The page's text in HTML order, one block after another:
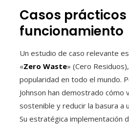
Casos prácticos
funcionamiento
Un estudio de caso relevante
«Zero Waste» (Cero
popularidad en todo el mundo.
Johnson han demostrado cómo
sostenible y reducir la basura a
Su estratégica implementación